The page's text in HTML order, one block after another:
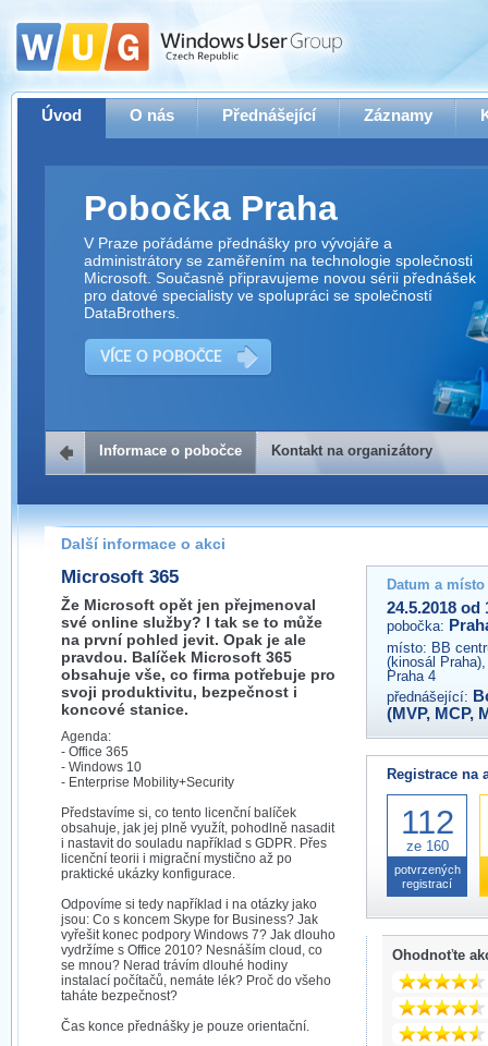
Úvod O nás Přednášející Záznamy
Pobočka Praha
V Praze pořádáme přednášky pro vývojáře a
administrátory se zaměřením na technologie společnosti
Microsoft. Současně připravujeme novou sérii přednášek
pro datové specialisty ve spolupráci se společností
DataBrothers.
VÍCE O POBOČCE
Kontakt na organizátory
Pokud máte jakýkoliv dotaz na organizátory této akce,
prosím neváhejte nás kontaktovat na e-mailu:
praha@wug.cz
Informace o pobočce Kontakt na organizátory
Další informace o akci
Microsoft 365
Že Microsoft opět jen přejmenoval
své online služby? I tak se to může
na první pohled jevit. Opak je ale
pravdou. Balíček Microsoft 365
obsahuje vše, co firma potřebuje pro
svoji produktivitu, bezpečnost i
koncové stanice.
Agenda:
- Office 365
- Windows 10
- Enterprise Mobility+Security
Představíme si, co tento licenční balíček
obsahuje, jak jej plně využít, pohodlně nasadit
i nastavit do souladu například s GDPR. Přes
licenční teorii i migrační mystično až po
praktické ukázky konfigurace.
Odpovíme si tedy například i na otázky jako
jsou: Co s koncem Skype for Business? Jak
vyřešit konec podpory Windows 7? Jak dlouho
vydržíme s Office 2010? Nesnáším cloud, co
se mnou? Nerad trávím dlouhé hodiny
instalací počítačů, nemáte lék? Proč do všeho
taháte bezpečnost?
Čas konce přednášky je pouze orientační.
Datum a
24.5.2018 od
pobočka:
místo: BB
(kinosál
Praha 4
přednášející:
(MVP, MCP,
Registrace na
112
ze 160
potvrzených
registrací
Ohodnoťte